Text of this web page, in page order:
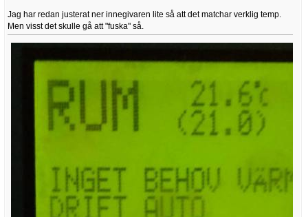
Jag har redan justerat ner innegivaren lite så att det matchar verklig temp.
Men visst det skulle gå att "fuska" så.